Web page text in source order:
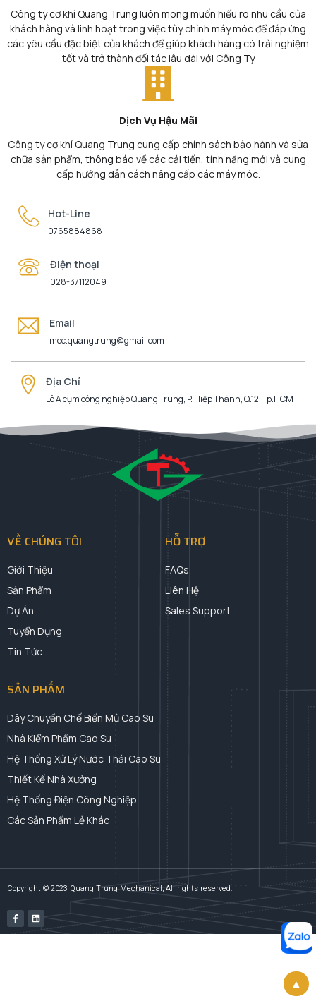
Công ty cơ khí Quang Trung luôn mong muốn hiểu rõ nhu cầu của
khách hàng và linh hoạt trong việc tùy chỉnh máy móc để đáp ứng
các yêu cầu đặc biệt của khách để giúp khách hàng có trải nghiệm
tốt và trở thành đối tác lâu dài với Công Ty
Dịch Vụ Hậu Mãi
Công ty cơ khí Quang Trung cung cấp chính sách bảo hành và sửa
chữa sản phẩm, thông báo về các cải tiến, tính năng mới và cung
cấp hướng dẫn cách nâng cấp các máy móc.
Hot-Line
0765884868
Điện thoại
028-37112049
Email
mec.quangtrung@gmail.com
Địa Chỉ
Lô A cụm công nghiệp Quang Trung, P. Hiệp Thành, Q.12, Tp.HCM
VỀ CHÚNG TÔI
Giới Thiệu
Sản Phẩm
Dự Án
Tuyển Dụng
Tin Tức
HỖ TRỢ
FAQs
Liên Hệ
Sales Support
SẢN PHẨM
Dây Chuyền Chế Biến Mủ Cao Su
Nhà Kiểm Phẩm Cao Su
Hệ Thống Xử Lý Nước Thải Cao Su
Thiết Kế Nhà Xưởng
Hệ Thống Điện Công Nghiệp
Các Sản Phẩm Lẻ Khác
▲
Copyright © 2023 Quang Trung Mechanical, All rights reserved.